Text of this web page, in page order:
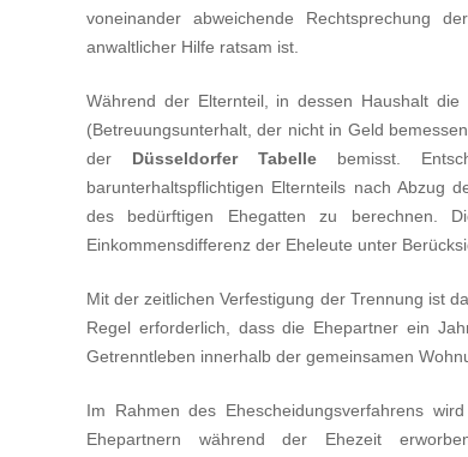
voneinander abweichende Rechtsprechung
anwaltlicher Hilfe ratsam ist.
Während der Elternteil, in dessen Haushalt
(Betreuungsunterhalt, der nicht in Geld
der Düsseldorfer Tabelle bemisst.
barunterhaltspflichtigen Elternteils nach Abzug
des bedürftigen Ehegatten zu berechnen.
Einkommensdifferenz der Eheleute unter
Mit der zeitlichen Verfestigung der Trennung ist
Regel erforderlich, dass die Ehepartner ein
Getrenntleben innerhalb der gemeinsamen
Im Rahmen des Ehescheidungsverfahrens
Ehepartnern während der Ehezeit